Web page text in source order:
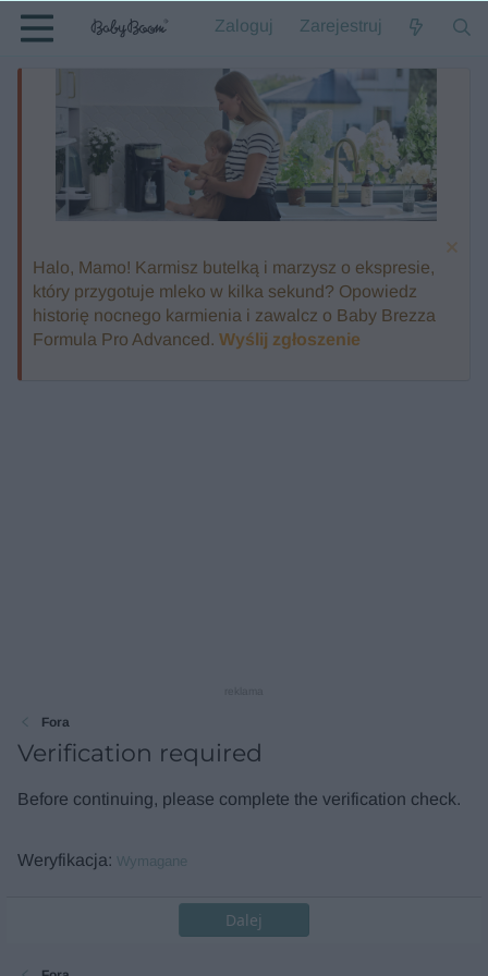
Zaloguj Zarejestruj
Halo, Mamo! Karmisz butelką i marzysz o ekspresie,
który przygotuje mleko w kilka sekund? Opowiedz
historię nocnego karmienia i zawalcz o Baby Brezza
Formula Pro Advanced. Wyślij zgłoszenie
Fora
Verification required
Before continuing, please complete the verification check.
Weryfikacja Wymagane
Dalej